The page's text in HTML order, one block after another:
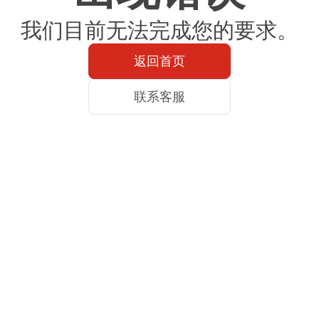
我们目前无法完成您的要求。
返回首页
联系客服